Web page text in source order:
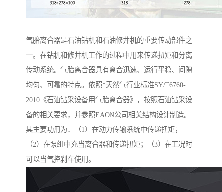
气胎离合器是石油钻机和石油修井机的重要传动部件之
一。在钻机和修井机工作的过程中用来传递扭矩和分离
传动系统。气胎离合器具有离合迅速、运行平稳、间隙
均匀、可靠的特点。依照*天然气行业标准SY/T6760-
2010《石油钻采设备用气胎离合器》，按照石油钻采设
备的相关要求，并参照EAON公司相关结构设计制造。
其主要功用为：（1）在动力传输系统中传递扭矩；
（2）在泵组中充当离合器和传递扭矩；（3）在工况时
可以当气控刹车使用。